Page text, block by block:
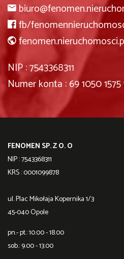
fb/
NIP : 7543368311
Numer konta : 69 1050
FENOMEN SP. Z O. O
NIP : 7543368311
KRS : 0001099878
ul. Plac Mikołaja Kopernika 1/3
45-040 Opole
pn.- pt.: 10.00 - 18.00
sob.: 9.00 - 13.00